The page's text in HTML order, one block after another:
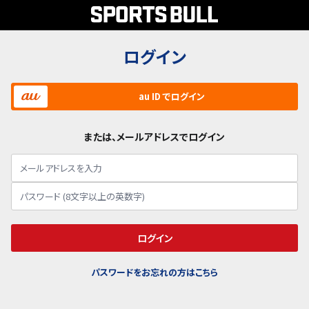
ログイン
au ID でログイン
または、メールアドレスでログイン
ログイン
パスワードをお忘れの方はこちら